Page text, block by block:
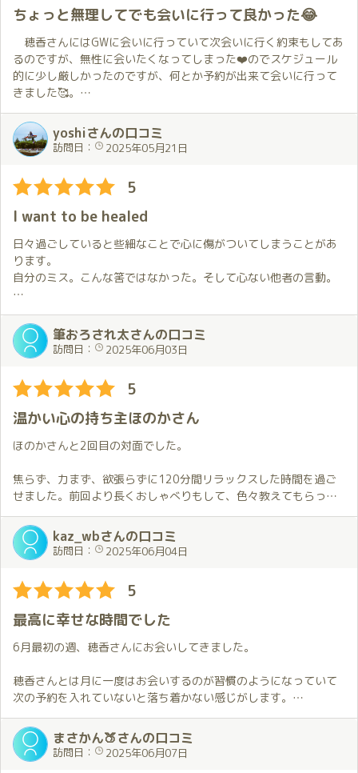
らおうと考えながらお伺いしました。
そのため、お部屋に着いて軽くお話しした後は穂香さんにお任せ
することに。
普段通りとは言っても穂香さんはその時の衣装や体調によって対
応に変化をつけてくれます。
この日はゆったりとしたワンピースならではのちょっと変わった
感じも織り交ぜた進め方でとても楽しかったです。
最初の場所で…ということが何回か続いていたので早めに移動す
るようにしてくれました。
前回までのことも踏まえて色々と楽しんでもらおうとしているこ
とをお会いする度に感じています。
特別なお願いをしなくても私の好きなことに合わせてくれるので
穂香さんとの時間はいつも幸せな気持ちで満たされます。
この日はお伺いするまでに時間があったのでお渡ししたいと思っ
ていたものを準備することも出来ました。
少し遅い時間に毎回お会いすることが私の都合で難しいので良い
機会になりました。
階段でお別れするときまで優しく丁寧に対応してくれる穂香さん
は本当に素敵な方だと思います。
次回は6月ですが少し短い間隔でお会いすることになる予定です。
ちょっと無理してでも会いに行って良かった😂
穂香さんにはGWに会いに行っていて次会いに行く約束もしてあ
るのですが、無性に会いたくなってしまった❤️のでスケジュール
的に少し厳しかったのですが、何とか予約が出来て会いに行って
きました🥰。
今回の衣装は最初は別なものをと思っていたのですが、エック
スの投稿（ミューツー）を見てそちらをお願いしました😊。
お出迎えでその姿を見て投稿通りの正面姿にカッコ良い👍と思
ったのと同時に、投稿では見えなかった後ろ姿にちょっとドキッ
としちゃいました😍。
お部屋の中での穂香さんとの時間はちょっと恥ずかしいので書
きません。
今回も基本穂香さんにお任せだったのですが、いつも通り（以上
かも💕）のホスピタリティで快楽と癒しをいただきました😍。
毎回思いますが、今回もあっという間に時間が過ぎていってしま
いました😭。
お別れの時のハグとキスがとても切なく感じて、またすぐにで
も穂香さんに会いたいと思ったのでした😢。
お見送りの時振り返ると自分の姿が見えなくなるまで手を振っ
てくれているのを見て、愛おしい気持ちになってしまいました
💘。
一度穂香さんとお会いすればその素晴らしさに魅了される事請
P.S.
今回いつも以上に穂香さんと過ごした時間の余韻に浸っていた
のか、帰路中にちょっとしたハプニングがありましたとさ…😦。
yoshiさんの口コミ
訪問日： 2025年05月21日
5
I want to be healed
日々過ごしていると些細なことで心に傷がついてしまうことがあ
ります。
自分のミス。こんな筈ではなかった。そして心ない他者の言動。
わたしにとって、そんな心の傷にいつもそっと寄り添ってくれる
のがあなたです。
わたしから心の傷について言葉にしてお伝えしたことはありませ
んが、恐らくこちらの雰囲気であなたにはわかるのでしょう。
お会いした後はいつもより少し上を向いて歩けます。
これまでありがとう。
筆おろされ太さんの口コミ
訪問日： 2025年06月03日
5
温かい心の持ち主ほのかさん
ほのかさんと2回目の対面でした。
焦らず、力まず、欲張らずに120分間リラックスした時間を過ご
せました。前回より長くおしゃべりもして、色々教えてもらった
りもして濃い時間を過ごせました。低めな声で聞き上手なところ
もほのかさんの魅力だと思います。
kaz_wbさんの口コミ
訪問日： 2025年06月04日
5
最高に幸せな時間でした
6月最初の週、穂香さんにお会いしてきました。
穂香さんとは月に一度はお会いするのが習慣のようになっていて
次の予約を入れていないと落ち着かない感じがします。
私の体調や今後の日程を考えると中旬頃にお伺いしたいところで
はあるのですが6月はこの日しか都合がつきません。
皆勤月賞も気になっている中、悩んでいるとお伺いする機会がな
くなりそうで間隔としては短いかなと感じながら予約のお願いを
まさかん🍑さんの口コミ
訪問日： 2025年06月07日